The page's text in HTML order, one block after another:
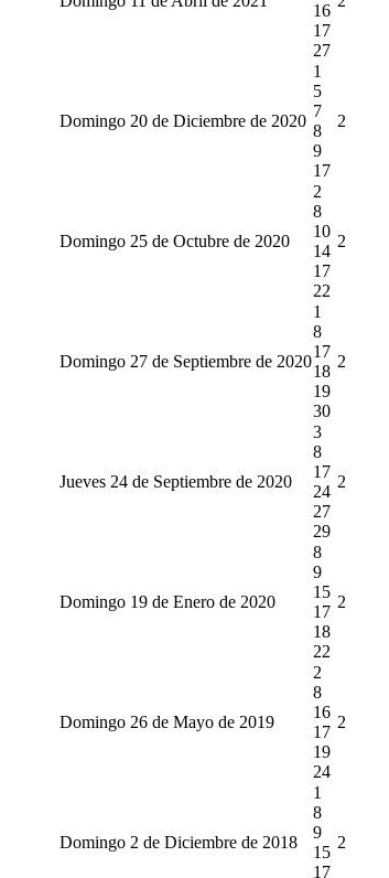
16
17
27
Domingo 20 de Diciembre de 2020
1
5
7
8
9
17
2
Domingo 25 de Octubre de 2020
2
8
10
14
17
22
2
Domingo 27 de Septiembre de 2020
1
8
17
18
19
30
2
Jueves 24 de Septiembre de 2020
3
8
17
24
27
29
2
Domingo 19 de Enero de 2020
8
9
15
17
18
22
2
Domingo 26 de Mayo de 2019
2
8
16
17
19
24
2
Domingo 2 de Diciembre de 2018
1
8
9
15
17
2